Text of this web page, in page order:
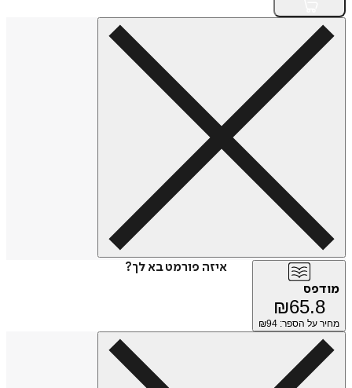
איזה פורמט בא לך?
מודפס
₪65.8
מחיר על הספר: ₪ 94